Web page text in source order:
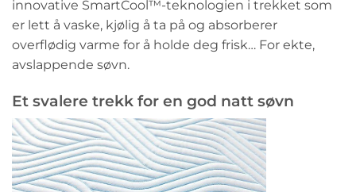
innovative SmartCool™️-teknologien i trekket som
er lett å vaske, kjølig å ta på og absorberer
overflødig varme for å holde deg frisk… For ekte,
avslappende søvn.
Et svalere trekk for en god natt søvn